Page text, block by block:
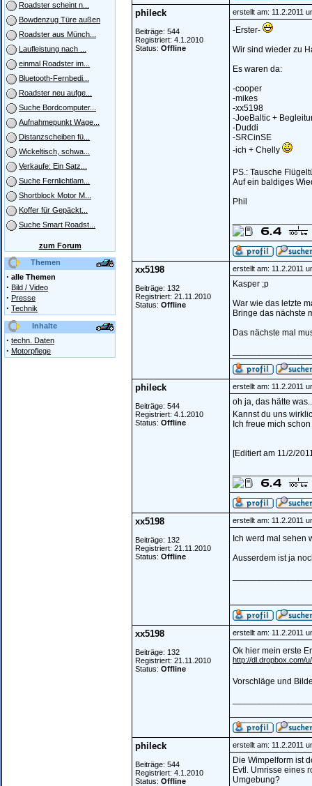
Roadster scheint n...
Bowdenzug Türe außen
Roadster aus Münch...
Laufleistung nach ...
einmal Roadster im...
Bluetooth-Fernbedi...
Roadster neu aufge...
Suche Bordcomputer...
Aufnahmepunkt Wage...
Distanzscheiben fü...
Wickeltisch, schwa...
Verkaufe: Ein Satz...
Suche Fernlichtlam...
Shortblock Motor M...
Koffer für Gepäckt...
Suche Smart Roadst...
zum Forum
Themen
· alle Themen
· Bild / Video
· Presse
· Technik
Inhalte
· techn. Daten
· Motorpflege
phileck
Beiträge: 544
Registriert: 4.1.2010
Status: Offline
erstellt am: 11.2.2011
-Erster-
Wir sind wieder zu
Es waren da:
-cooper
-mikes
-xx5198
-JoeBaltic +
-Duddi
-SRCinSE
-ich + Chelly
PS.: Tausche
Auf ein baldiges
Phil
xx5198
Beiträge: 132
Registriert: 21.11.2010
Status: Offline
erstellt am: 11.2.2011
Kasper ;p
War wie das letzte
Bringe das nächste
Das nächste mal
phileck
Beiträge: 544
Registriert: 4.1.2010
Status: Offline
erstellt am: 11.2.2011
oh ja, das hätte
Kannst du uns
Ich freue mich
[Editiert am 11/2/
xx5198
Beiträge: 132
Registriert: 21.11.2010
Status: Offline
erstellt am: 11.2.2011
Ich werd mal sehen
Ausserdem ist ja
xx5198
Beiträge: 132
Registriert: 21.11.2010
Status: Offline
erstellt am: 11.2.2011
Ok hier mein erste
http://dl.dropbox.com/
Vorschläge und
phileck
Beiträge: 544
Registriert: 4.1.2010
Status: Offline
erstellt am: 11.2.2011
Die Wimpelform ist
Evtl. Umrisse eines
Umgebung?